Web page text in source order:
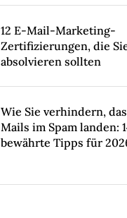
12 E-Mail-Marketing-
Zertifizierungen, die
absolvieren sollten
Wie Sie verhindern,
Mails im Spam landen:
bewährte Tipps für